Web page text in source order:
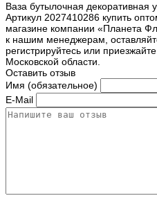
Ваза бутылочная декоративная
Артикул 2027410286 купить
магазине компании «Планета
к нашим менеджерам,
регистрируйтесь или
Московской области.
Оставить отзыв
Имя (обязательное)
E-Mail